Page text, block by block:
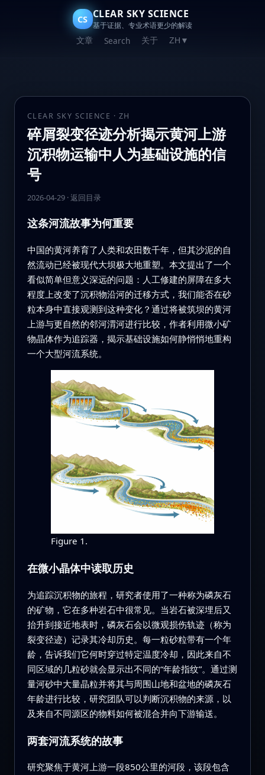
CS CLEAR SKY SCIENCE
基于证据、专业术语更少的解读
文章 Search 关于 ZH ▼
CLEAR SKY SCIENCE · ZH
碎屑裂变径迹分析揭示黄河上游
沉积物运输中人为基础设施的信
号
2026-04-29· 返回目录
这条河流故事为何重要
中国的黄河养育了人类和农田数千年，但其沙泥的自
然流动已经被现代大坝极大地重塑。本文提出了一个
看似简单但意义深远的问题：人工修建的屏障在多大
程度上改变了沉积物沿河的迁移方式，我们能否在砂
粒本身中直接观测到这种变化？通过将被筑坝的黄河
上游与更自然的邻河渭河进行比较，作者利用微小矿
物晶体作为追踪器，揭示基础设施如何静悄悄地重构
一个大型河流系统。
Figure 1.
在微小晶体中读取历史
为追踪沉积物的旅程，研究者使用了一种称为磷灰石
的矿物，它在多种岩石中很常见。当岩石被深埋后又
抬升到接近地表时，磷灰石会以微观损伤轨迹（称为
裂变径迹）记录其冷却历史。每一粒砂粒带有一个年
龄，告诉我们它何时穿过特定温度冷却，因此来自不
同区域的几粒砂就会显示出不同的“年龄指纹”。通过测
量河砂中大量晶粒并将其与周围山地和盆地的磷灰石
年龄进行比较，研究团队可以判断沉积物的来源，以
及来自不同源区的物料如何被混合并向下游输送。
两套河流系统的故事
研究聚焦于黄河上游一段850公里的河段，该段包含